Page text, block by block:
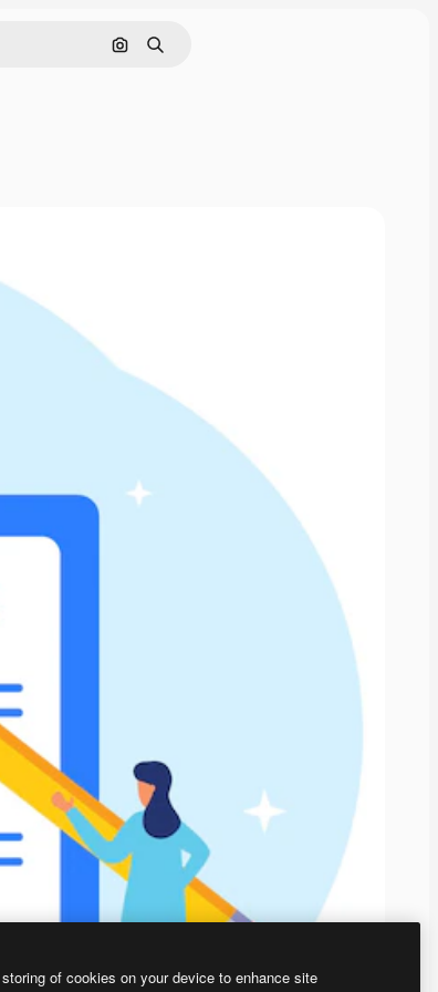
Поиск по изображению
Поиск
of cookies on your device to enhance site